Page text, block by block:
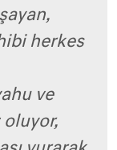
herkes
ve
oluyor,